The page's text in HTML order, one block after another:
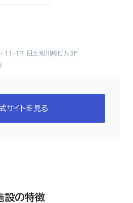
11-17 日土地川崎ビル3F
サイトを見る
設の特徴